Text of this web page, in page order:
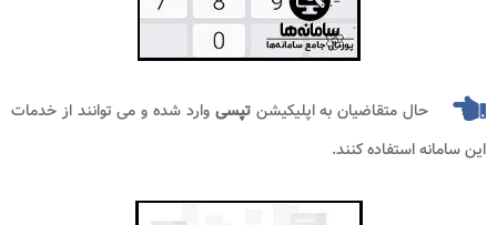
حال متقاضیان به اپلیکیشنتپسیوارد شده و می توانند از خدمات
این سامانه استفاده کنند.